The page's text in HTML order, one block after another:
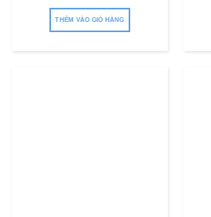
THÊM VÀO GIỎ HÀNG